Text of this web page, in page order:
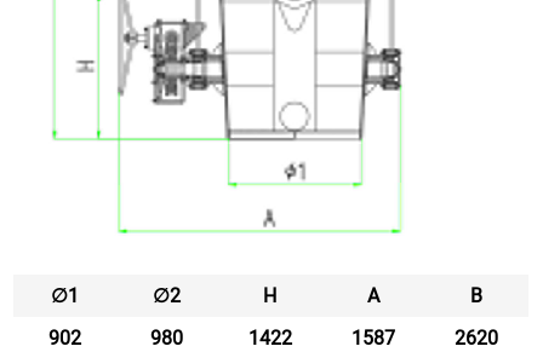
∅1 ∅2 Н А
В
902
980 1422 1587 2620